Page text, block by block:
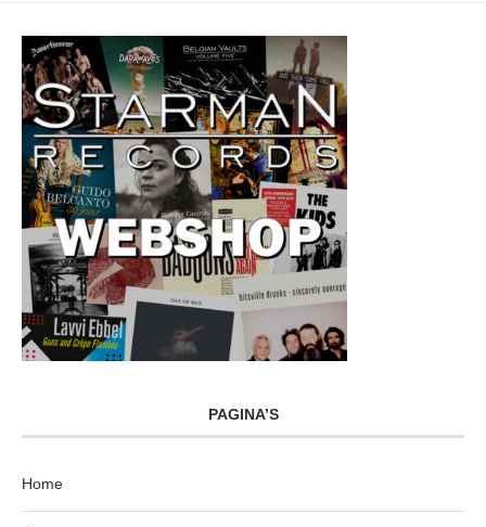
PAGINA’S
Home